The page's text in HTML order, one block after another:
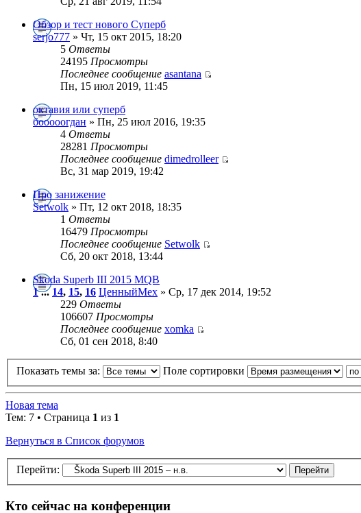
Обзор и тест нового Суперб
serjo777 » Чт, 15 окт 2015, 18:20
5 Ответы
24195 Просмотры
Последнее сообщение asantana
Пн, 15 июл 2019, 11:45
октавия или суперб
бооооогдан » Пн, 25 июл 2016, 19:35
4 Ответы
28281 Просмотры
Последнее сообщение dimedrolleer
Вс, 31 мар 2019, 19:42
Про занижение
Setwolk » Пт, 12 окт 2018, 18:35
1 Ответы
16479 Просмотры
Последнее сообщение Setwolk
Сб, 20 окт 2018, 13:44
Skoda Superb III 2015 MQB
1...14, 15, 16 ЦенныйМех » Ср, 17 дек 2014, 19:52
229 Ответы
106607 Просмотры
Последнее сообщение xomka
Сб, 01 сен 2018, 8:40
Показать темы за: Поле сортировки
Новая тема
Тем: 7 • Страница 1 из 1
Вернуться в Список форумов
Перейти:
Кто сейчас на конференции